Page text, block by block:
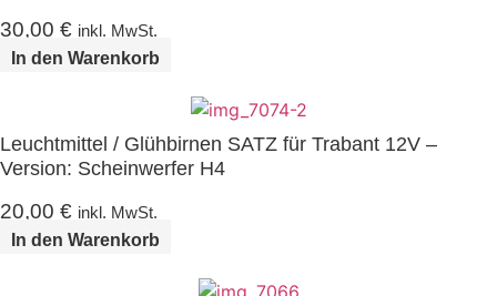
30,00 € inkl. MwSt.
In den Warenkorb
Leuchtmittel / Glühbirnen SATZ für Trabant 12V –
Version: Scheinwerfer H4
20,00 € inkl. MwSt.
In den Warenkorb